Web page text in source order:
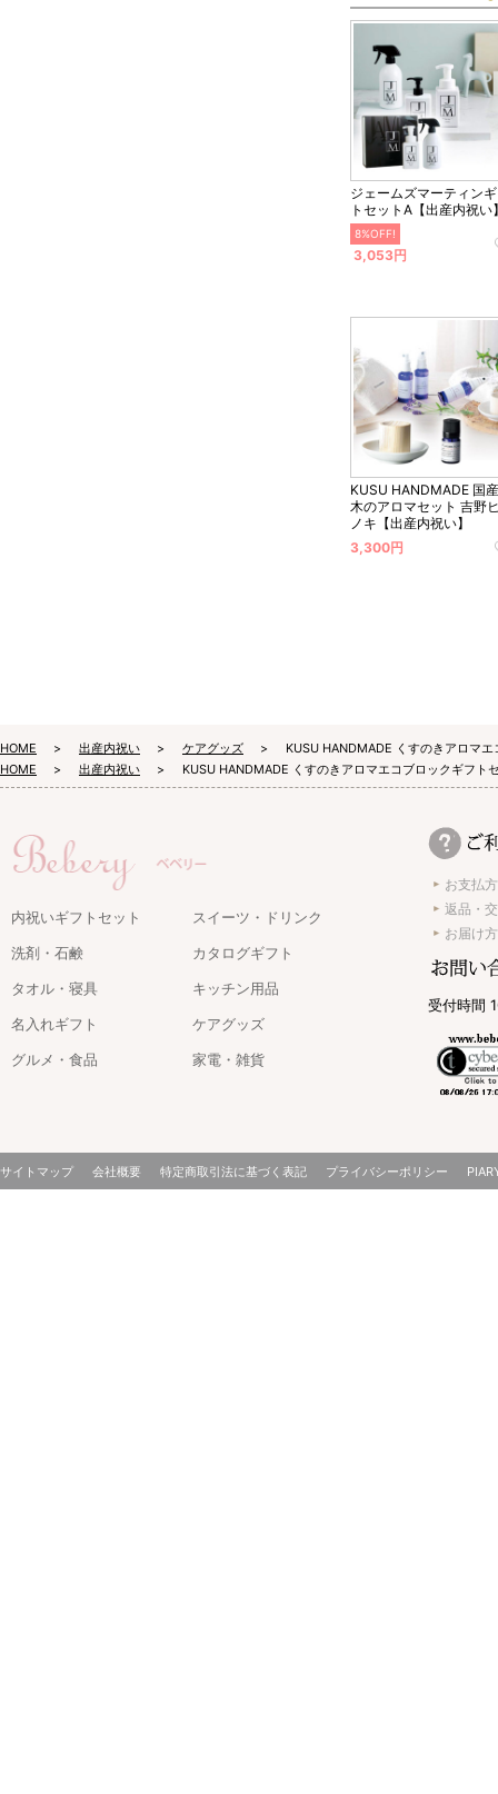
ジェームズマーティン
トセットA【出産内祝い
8%OFF!
3,053円
KUSU HANDMADE 国
木のアロマセット 吉野
ノキ【出産内祝い】
3,300円
HOME 出産内祝い ケアグッズ
KUSU HANDMADE くすのきアロマ
HOME
出産内祝い KUSU HANDMADE くすのきアロマエコブロックギフト
内祝いギフトセット
スイーツ・ドリンク
洗剤・石鹸
カタログギフト
タオル・寝具
キッチン用品
名入れギフト
ケアグッズ
グルメ・食品
家電・雑貨
お支払
返品・
お届け
受付時間
サイトマップ 会社概要 特定商取引法に基づく表記 プライバシーポリシー